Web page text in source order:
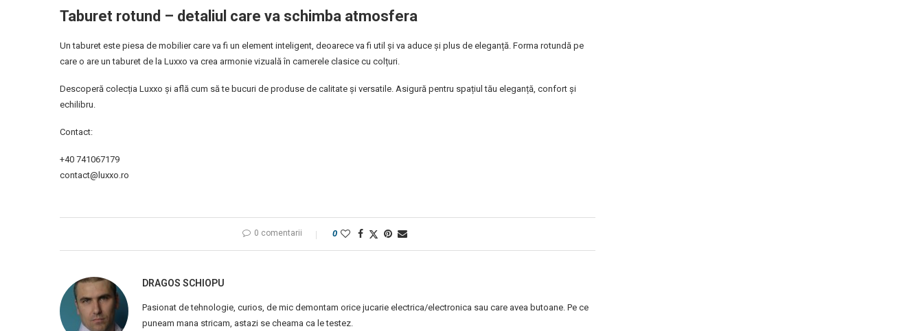
Taburet rotund – detaliul care va schimba atmosfera
Un taburet este piesa de mobilier care va fi un element inteligent, deoarece va fi util și va aduce și plus de eleganță. Forma rotundă pe
care o are un taburet de la Luxxo va crea armonie vizuală în camerele clasice cu colțuri.
Descoperă colecția Luxxo și află cum să te bucuri de produse de calitate și versatile. Asigură pentru spațiul tău eleganță, confort și
echilibru.
Contact:
+40 741067179
contact@luxxo.ro
0 comentarii 0
DRAGOS SCHIOPU
Pasionat de tehnologie, curios, de mic demontam orice jucarie electrica/electronica sau care avea butoane. Pe ce
puneam mana stricam, astazi se cheama ca le testez.